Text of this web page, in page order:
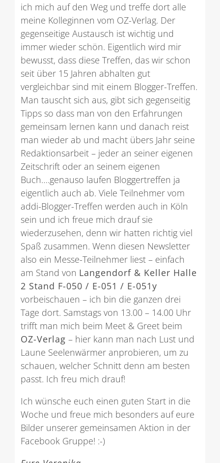
ich mich auf den Weg und treffe dort alle
meine Kolleginnen vom OZ-Verlag. Der
gegenseitige Austausch ist wichtig und
immer wieder schön. Eigentlich wird mir
bewusst, dass diese Treffen, das wir schon
seit über 15 Jahren abhalten gut
vergleichbar sind mit einem Blogger-Treffen.
Man tauscht sich aus, gibt sich gegenseitig
Tipps so dass man von den Erfahrungen
gemeinsam lernen kann und danach reist
man wieder ab und macht übers Jahr seine
Redaktionsarbeit – jeder an seiner eigenen
Zeitschrift oder an seinem eigenen
Buch….genauso laufen Bloggertreffen ja
eigentlich auch ab. Viele Teilnehmer vom
addi-Blogger-Treffen werden auch in Köln
sein und ich freue mich drauf sie
wiederzusehen, denn wir hatten richtig viel
Spaß zusammen. Wenn diesen Newsletter
also ein Messe-Teilnehmer liest – einfach
am Stand von Langendorf & Keller Halle
2 Stand F-050 / E-051 / E-051y
vorbeischauen – ich bin die ganzen drei
Tage dort. Samstags von 13.00 – 14.00 Uhr
trifft man mich beim Meet & Greet beim
OZ-Verlag – hier kann man nach Lust und
Laune Seelenwärmer anprobieren, um zu
schauen, welcher Schnitt denn am besten
passt. Ich freu mich drauf!
Ich wünsche euch einen guten Start in die
Woche und freue mich besonders auf eure
Bilder unserer gemeinsamen Aktion in der
Facebook Gruppe! :-)